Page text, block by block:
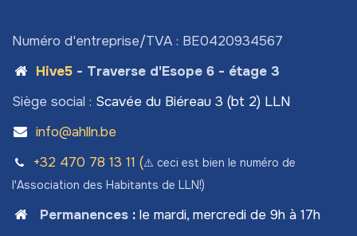
Numéro d'entreprise/TVA : BE0420934567
Hive5- Traverse d'Esope 6 - étage 3
Siège social : Scavée du Biéreau 3 (bt 2) LLN
info@ahlln.be
+32 470 78​ 13 11 (⚠️ ceci est bien le numéro de
l'Association des Habitants de LLN!)
Permanences: le mardi, mercredi de 9h à 17h